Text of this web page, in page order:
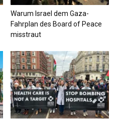
Warum Israel dem Gaza-
Fahrplan des Board of Peace
misstraut